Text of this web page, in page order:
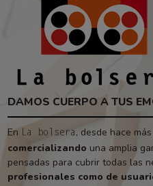
DAMOS CUERPO A TUS
En La bolsera , desde hace
comercializando una amplia
pensadas para cubrir todas las
profesionales como de